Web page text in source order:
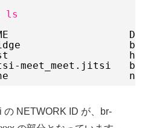
ls
meet_meet.jitsi
の NETWORK ID が、br-